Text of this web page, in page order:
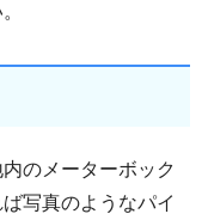
のメーターボック
写真のようなパイ